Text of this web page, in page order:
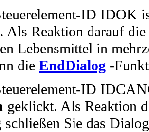
ID IDOK
Als Reaktion darauf
Lebensmittel in
die EndDialog -
ID
geklickt. Als Reaktion
schließen Sie das